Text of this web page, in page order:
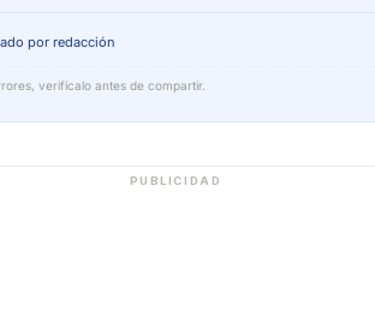
por redacción
verifícalo antes de compartir.
PUBLICIDAD